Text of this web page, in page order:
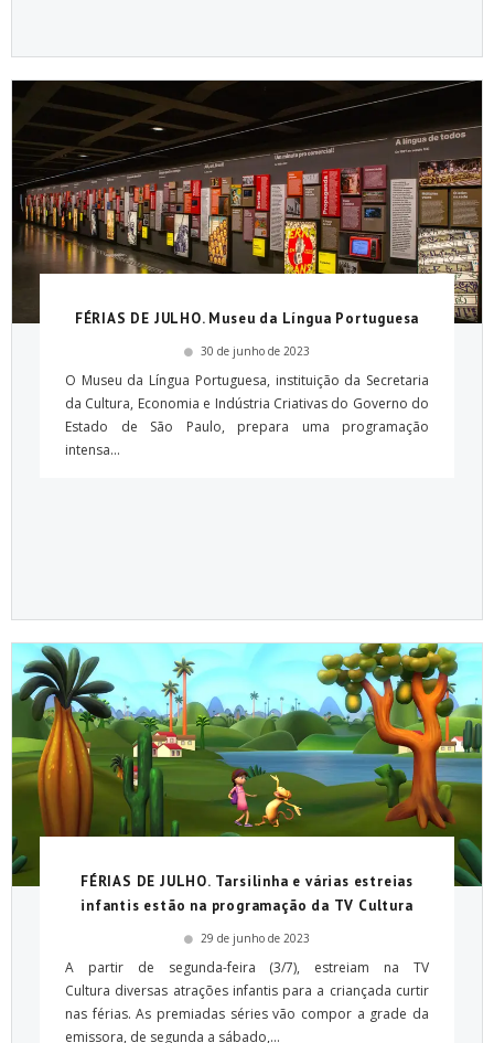
FÉRIAS DE JULHO. Museu da Língua Portuguesa
30 de junho de 2023
O Museu da Língua Portuguesa, instituição da Secretaria
da Cultura, Economia e Indústria Criativas do Governo do
Estado de São Paulo, prepara uma programação
intensa...
FÉRIAS DE JULHO. Tarsilinha e várias estreias
infantis estão na programação da TV Cultura
29 de junho de 2023
A partir de segunda-feira (3/7), estreiam na TV
Cultura diversas atrações infantis para a criançada curtir
nas férias. As premiadas séries vão compor a grade da
emissora, de segunda a sábado,...